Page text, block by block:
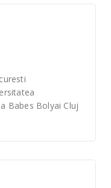
Babes Bolyai Cluj